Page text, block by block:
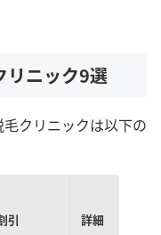
リニック9選
クリニックは以下の
引 詳細